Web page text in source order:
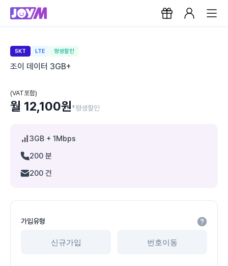
SKT LTE 평생할인
조이 데이터 3GB+
(VAT포함)
월 12,100원*평생할인
3GB + 1Mbps
200 분
200 건
가입유형
신규가입 번호이동